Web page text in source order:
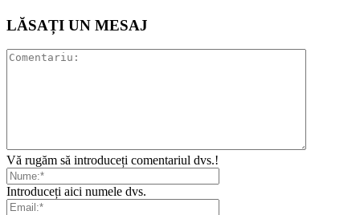
LĂSAȚI UN MESAJ
Vă rugăm să introduceți comentariul dvs.!
Introduceți aici numele dvs.